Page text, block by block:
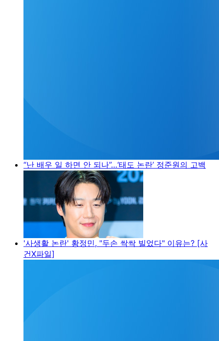
“난 배우 일 하면 안 되나”…‘태도 논란’ 정준원의 고백
'사생활 논란' 황정민, "두손 싹싹 빌었다" 이유는? [사
건X파일]